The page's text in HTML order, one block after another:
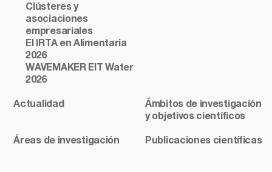
Clústeres y
asociaciones
empresariales
El IRTA en Alimentaria
2026
WAVEMAKER EIT Water
2026
Actualidad
Ámbitos de investigación
y objetivos científicos
Áreas de investigación Publicaciones científicas